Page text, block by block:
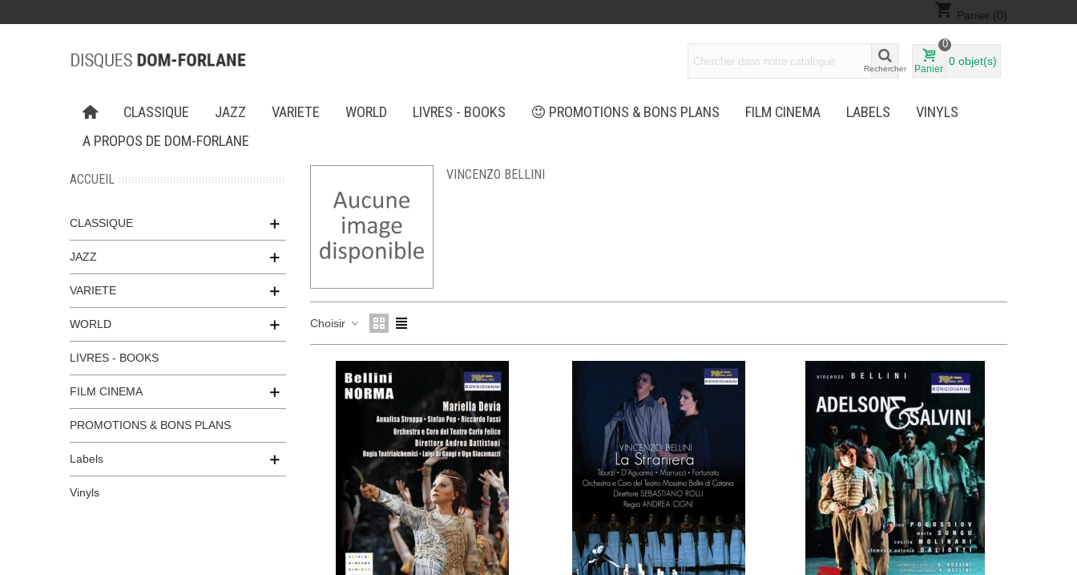
shopping_cart Panier (0)
Rechercher Panier
0
0 objet(s)
CLASSIQUE JAZZ VARIETE WORLD LIVRES - BOOKS PROMOTIONS & BONS PLANS FILM CINEMA LABELS
VINYLS
A PROPOS DE DOM-FORLANE
ACCUEIL
CLASSIQUE
JAZZ
VARIETE
WORLD
LIVRES - BOOKS
FILM CINEMA
PROMOTIONS & BONS PLANS
Labels
Vinyls
VINCENZO BELLINI
Choisir